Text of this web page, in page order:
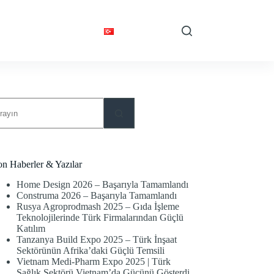
Haberler & Yazılar
Home Design 2026 – Başarıyla Tamamlandı
Construma 2026 – Başarıyla Tamamlandı
Rusya Agroprodmash 2025 – Gıda İşleme
Teknolojilerinde Türk Firmalarından Güçlü
Katılım
Tanzanya Build Expo 2025 – Türk İnşaat
Sektörünün Afrika’daki Güçlü Temsili
Vietnam Medi-Pharm Expo 2025 | Türk